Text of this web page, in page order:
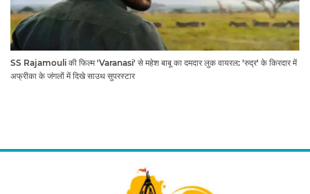
SS Rajamouli की फिल्म 'Varanasi' से महेश बाबू का दमदार लुक वायरल: 'रुद्र' के किरदार में
अफ्रीका के जंगलों में दिखे साउथ सुपरस्टार